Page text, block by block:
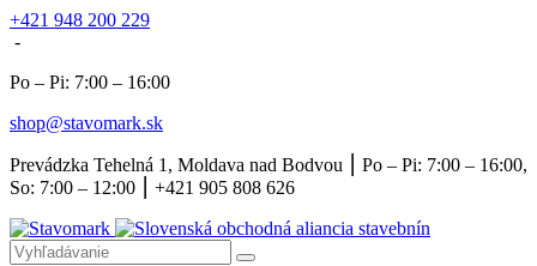
+421 948 200 229
-
Po – Pi: 7:00 – 16:00
shop@stavomark.sk
Prevádzka Tehelná 1, Moldava nad Bodvou ⎮ Po – Pi: 7:00 – 16:00,
So: 7:00 – 12:00 ⎮ +421 905 808 626